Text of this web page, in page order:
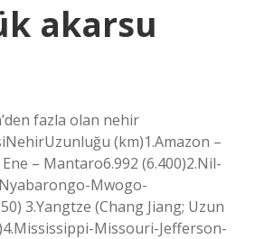
akarsu
fazla olan nehir
(km)1.Amazon –
– Mantaro6.992 (6.400)2.Nil-
Mwogo-
3.Yangtze (Chang Jiang; Uzun
Missouri-Jefferson-